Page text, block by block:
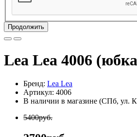
Продолжить
Lea Lea 4006
Бренд: Lea Lea
Артикул: 4006
В наличии в магазине (СПб, ул.
5400руб.